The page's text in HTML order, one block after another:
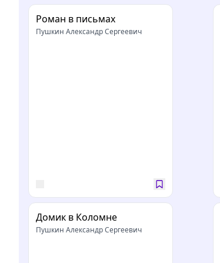
Роман в письмах
Пушкин Александр Сергеевич
Домик в Коломне
Пушкин Александр Сергеевич